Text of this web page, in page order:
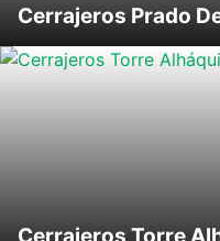
Cerrajeros Prado